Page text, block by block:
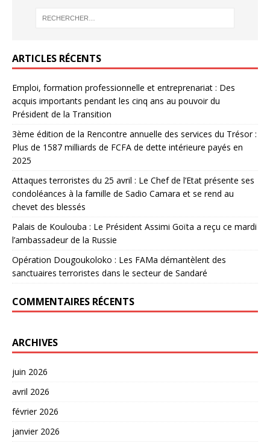
ARTICLES RÉCENTS
Emploi, formation professionnelle et entreprenariat : Des
acquis importants pendant les cinq ans au pouvoir du
Président de la Transition
3ème édition de la Rencontre annuelle des services du Trésor :
Plus de 1587 milliards de FCFA de dette intérieure payés en
2025
Attaques terroristes du 25 avril : Le Chef de l’Etat présente ses
condoléances à la famille de Sadio Camara et se rend au
chevet des blessés
Palais de Koulouba : Le Président Assimi Goïta a reçu ce mardi
l’ambassadeur de la Russie
Opération Dougoukoloko : Les FAMa démantèlent des
sanctuaires terroristes dans le secteur de Sandaré
COMMENTAIRES RÉCENTS
ARCHIVES
juin 2026
avril 2026
février 2026
janvier 2026